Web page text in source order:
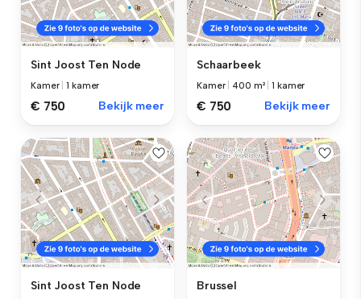
Sint Joost Ten Node
Kamer |1 kamer
€ 750 Bekijk meer
Schaarbeek
Kamer 400 m² |1 kamer
€ 750 Bekijk meer
Sint Joost Ten Node Brussel